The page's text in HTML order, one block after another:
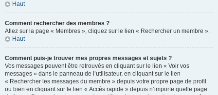
Haut
Comment rechercher des membres ?
Allez sur la page « Membres », cliquez sur le lien « Rechercher un membre ».
Haut
Comment puis-je trouver mes propres messages et sujets ?
Vos messages peuvent être retrouvés en cliquant sur le lien « Voir vos
messages » dans le panneau de l’utilisateur, en cliquant sur le lien
« Rechercher les messages du membre » depuis votre propre page de profil
ou bien en cliquant sur le lien « Accès rapide » depuis n’importe quelle page